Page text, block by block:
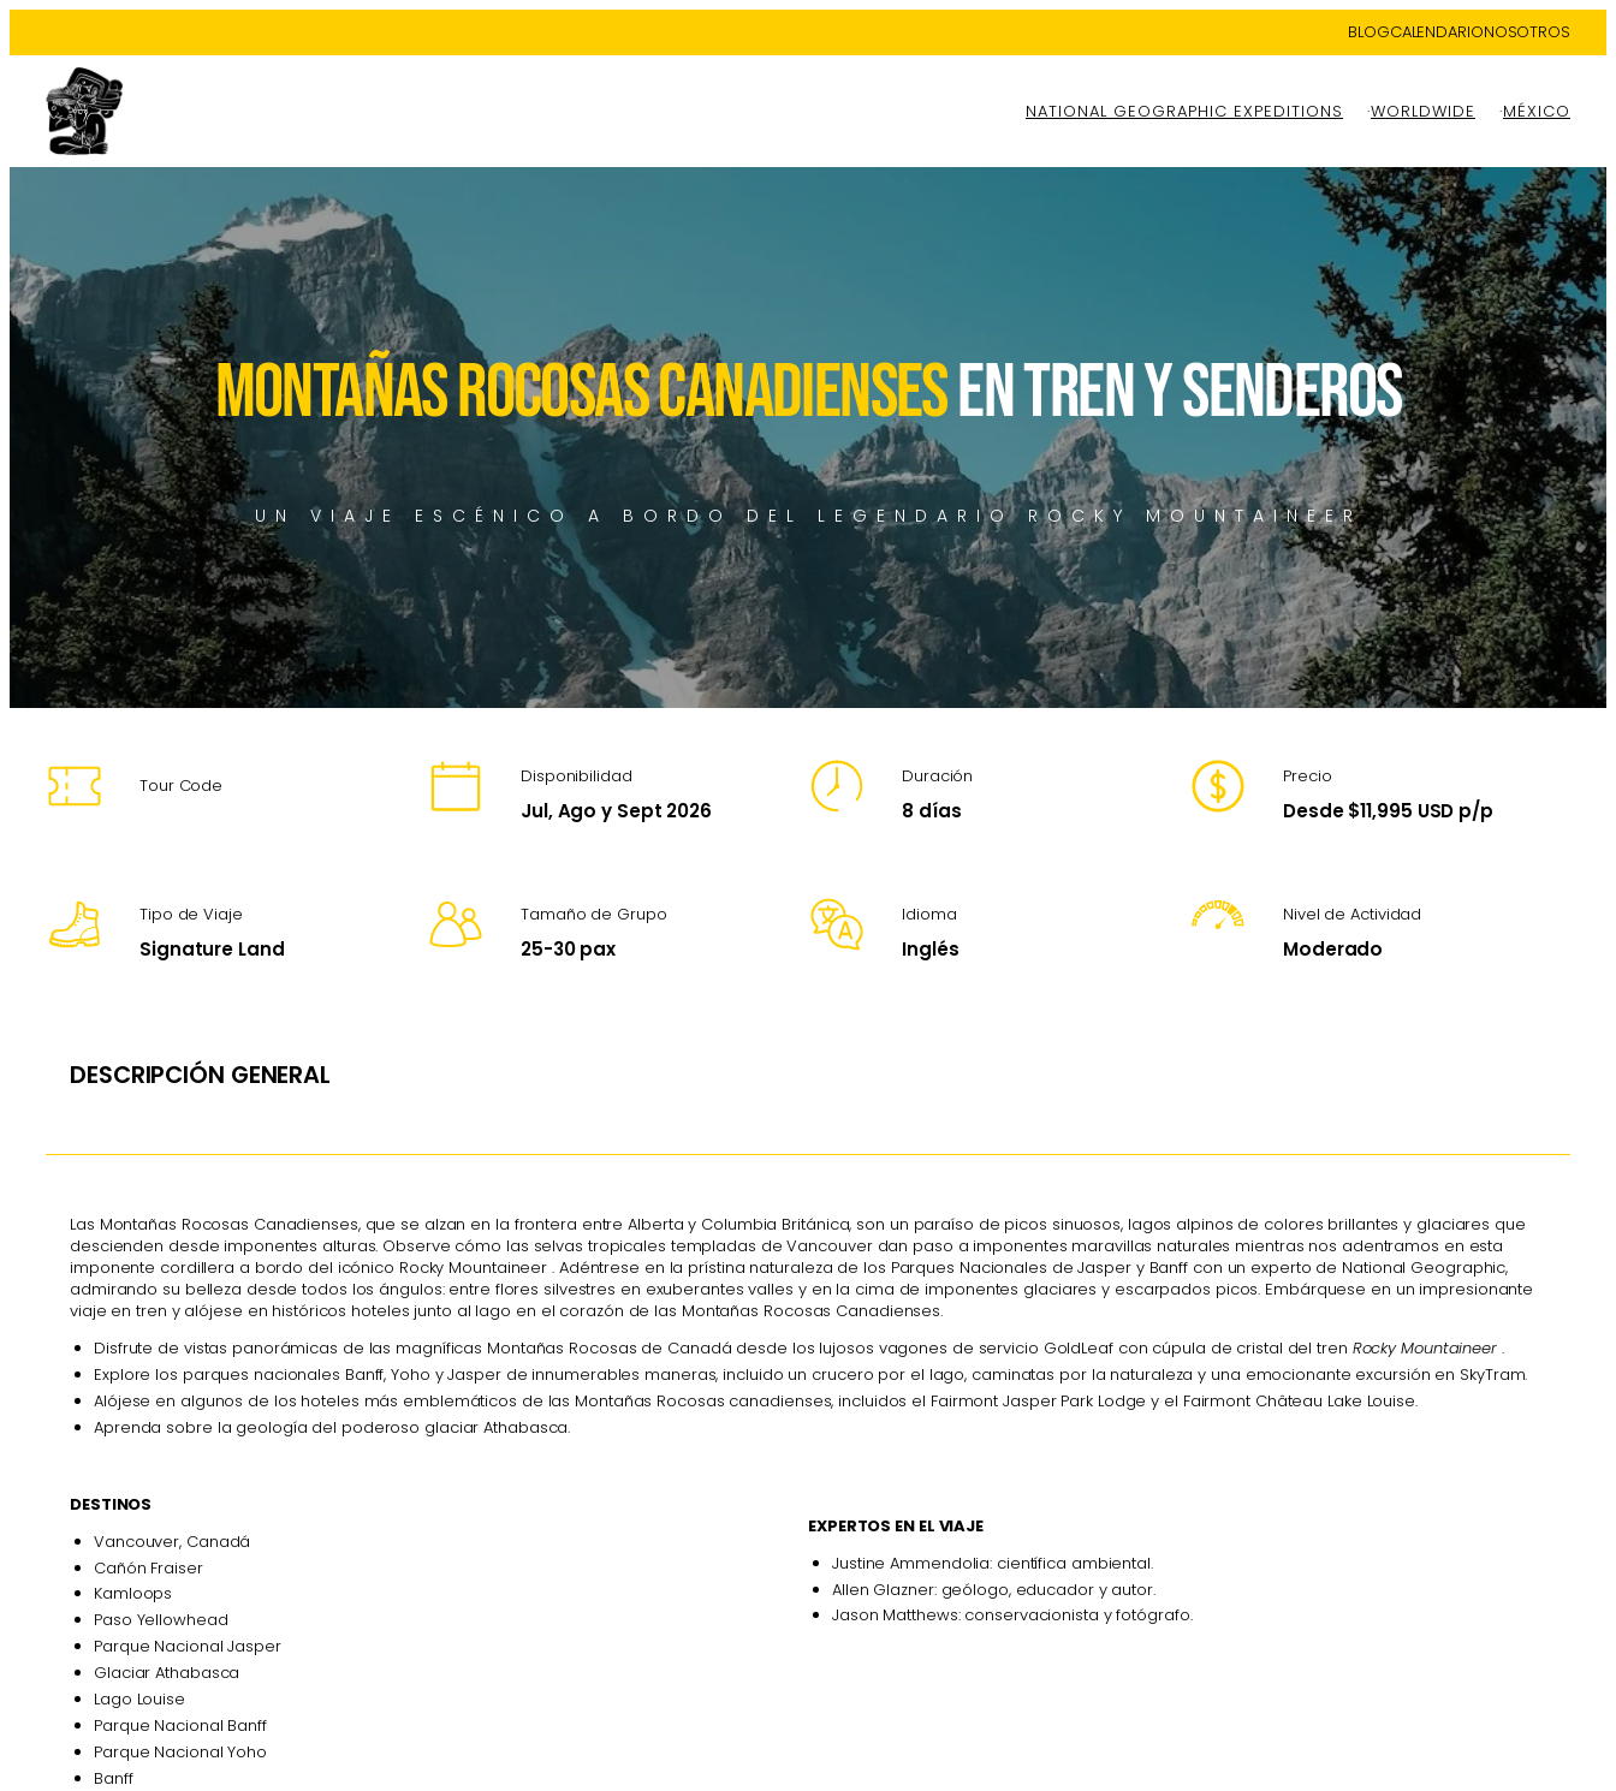
BLOGCALENDARIONOSOTROS
NATIONAL GEOGRAPHIC EXPEDITIONS WORLDWIDE MÉXICO
MONTAÑAS ROCOSAS CANADIENSESEN TREN Y SENDEROS
UN VIAJE ESCÉNICO A BORDO DEL LEGENDARIO ROCKY MOUNTAINEER
Tour Code Disponibilidad
Jul, Ago y Sept 2026
Duración
8 días
Precio
Desde $11,995 USD p/p
Tipo de Viaje
Signature Land
Tamaño de Grupo
25-30 pax
Idioma
Inglés
Nivel de Actividad
Moderado
DESCRIPCIÓN GENERAL
Las Montañas Rocosas Canadienses, que se alzan en la frontera entre Alberta y Columbia Británica, son un paraíso de picos sinuosos, lagos alpinos de colores brillantes y glaciares que
descienden desde imponentes alturas. Observe cómo las selvas tropicales templadas de Vancouver dan paso a imponentes maravillas naturales mientras nos adentramos en esta
imponente cordillera a bordo del icónico Rocky Mountaineer . Adéntrese en la prístina naturaleza de los Parques Nacionales de Jasper y Banff con un experto de National Geographic,
admirando su belleza desde todos los ángulos: entre flores silvestres en exuberantes valles y en la cima de imponentes glaciares y escarpados picos. Embárquese en un impresionante
viaje en tren y alójese en históricos hoteles junto al lago en el corazón de las Montañas Rocosas Canadienses.
Disfrute de vistas panorámicas de las magníficas Montañas Rocosas de Canadá desde los lujosos vagones de servicio GoldLeaf con cúpula de cristal del tren Rocky Mountaineer.
Explore los parques nacionales Banff, Yoho y Jasper de innumerables maneras, incluido un crucero por el lago, caminatas por la naturaleza y una emocionante excursión en SkyTram.
Alójese en algunos de los hoteles más emblemáticos de las Montañas Rocosas canadienses, incluidos el Fairmont Jasper Park Lodge y el Fairmont Château Lake Louise.
Aprenda sobre la geología del poderoso glaciar Athabasca.
DESTINOS
Vancouver, Canadá
Cañón Fraiser
Kamloops
Paso Yellowhead
Parque Nacional Jasper
Glaciar Athabasca
Lago Louise
Parque Nacional Banff
Parque Nacional Yoho
Banff
EXPERTOS EN EL VIAJE
Justine Ammendolia: científica ambiental.
Allen Glazner: geólogo, educador y autor.
Jason Matthews: conservacionista y fotógrafo.